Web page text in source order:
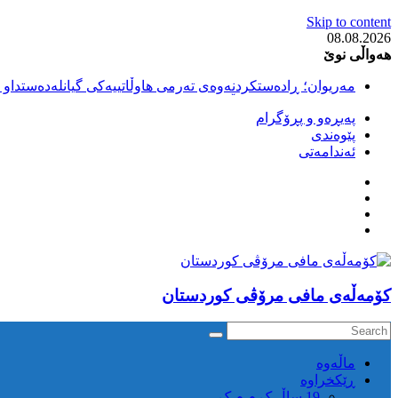
Skip to content
08.08.2026
هەواڵی نوێ
مەریوان؛ ڕادەستکردنەوەی تەرمی هاوڵاتییەکی
سەقز؛ دەسبەسەری دوو گەنج لەلایەن هێزە ئەمنییەکانی
کوژرانی هاوڵاتییەکی خەڵکی سەردەشت لە کاتی کۆڵبەری لە
مەریوان و ڕوانسەر؛ کوژرانی دوو هاوڵاتی لە کاتی
پەیڕەو و پڕۆگرام
پێوەندی
ئەندامەتی
كۆمه‌ڵه‌ی مافی مرۆڤی کوردستان
ماڵه‌وه‌
ڕێکخراوە